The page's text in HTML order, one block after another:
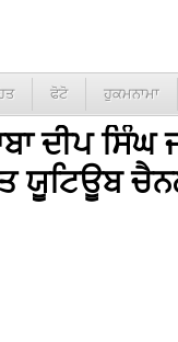
ਫੋਟੋ ਹੁਕਮਨਾਮਾ
ਦੀਪ ਸਿੰਘ
ਯੂਟਿਊਬ